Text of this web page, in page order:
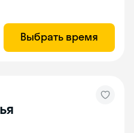
Выбрать время